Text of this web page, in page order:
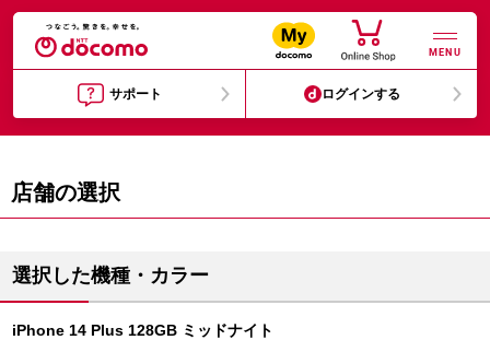
MENU
サポート ログインする
店舗の選択
選択した機種・カラー
iPhone 14 Plus 128GB ミッドナイト